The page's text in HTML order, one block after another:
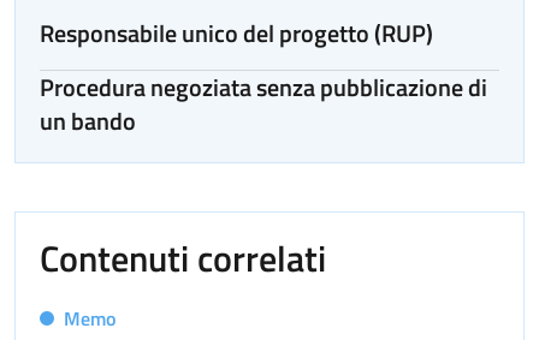
Responsabile unico del progetto (RUP)
Procedura negoziata senza pubblicazione di
un bando
Contenuti correlati
Memo